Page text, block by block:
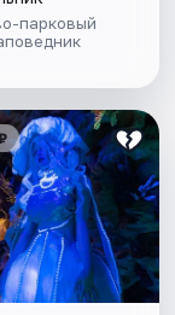
парковый